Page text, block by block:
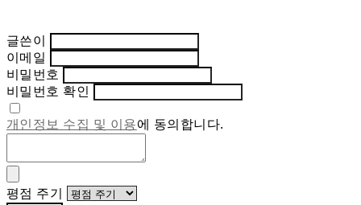
글쓴이
이메일
비밀번호
비밀번호 확인
개인정보 수집 및 이용에 동의합니다.
평점 주기